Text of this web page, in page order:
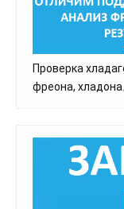
Проверка
фреона,